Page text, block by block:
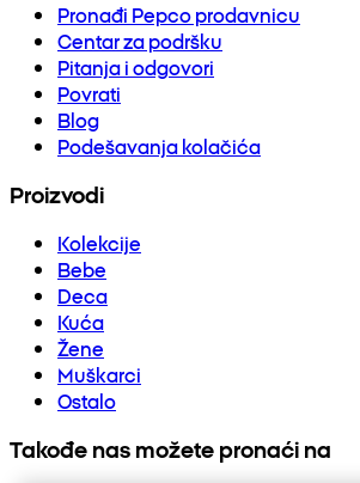
Pronađi Pepco prodavnicu
Centar za podršku
Pitanja i odgovori
Povrati
Blog
Podešavanja kolačića
Proizvodi
Kolekcije
Bebe
Deca
Kuća
Žene
Muškarci
Ostalo
Takođe nas možete pronaći na